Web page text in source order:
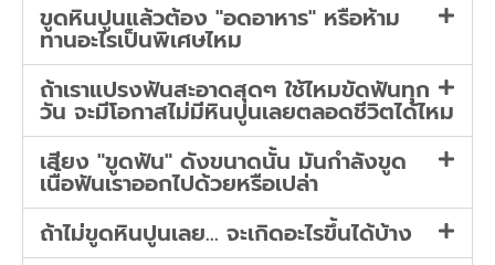
ขูดหินปูนแล้วต้อง "อดอาหาร" หรือห้าม
ทานอะไรเป็นพิเศษไหม
ถ้าเราแปรงฟันสะอาดสุดๆ ใช้ไหมขัดฟันทุก
วัน จะมีโอกาสไม่มีหินปูนเลยตลอดชีวิตได้ไหม
เสียง "ขูดฟัน" ดังขนาดนั้น มันกำลังขูด
เนื้อฟันเราออกไปด้วยหรือเปล่า
ถ้าไม่ขูดหินปูนเลย... จะเกิดอะไรขึ้นได้บ้าง